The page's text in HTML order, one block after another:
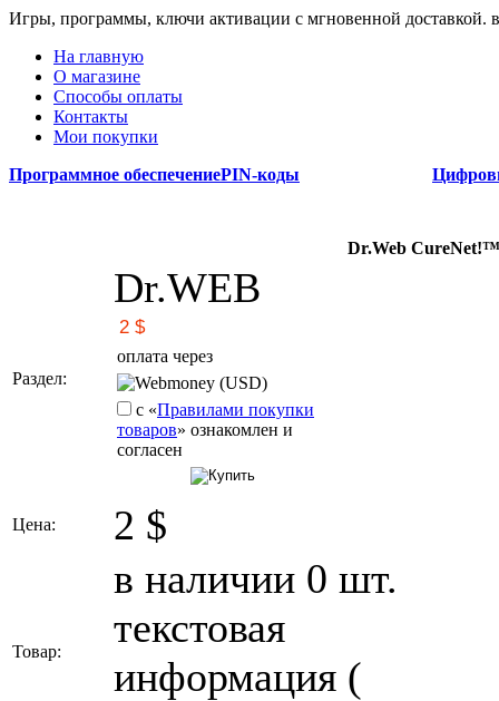
Игры, программы, ключи активации с мгновенной доставкой.
На главную
О магазине
Способы оплаты
Контакты
Мои покупки
Программное обеспечениеPIN-коды
Dr.Web CureNet!™
Раздел:
Dr.WEB
оплата через
Webmoney (USD)
с «Правилами покупки
товаров» ознакомлен и
согласен
Цена: 2 $
Товар:
в наличии 0 шт.
текстовая
информация (